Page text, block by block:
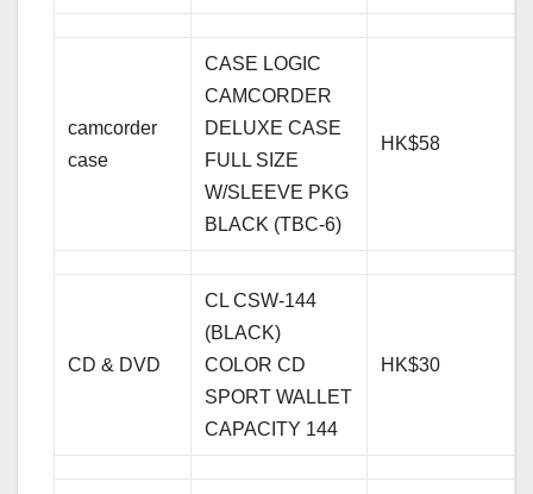
camcorder
case
CASE LOGIC
CAMCORDER
DELUXE CASE
FULL SIZE
W/SLEEVE PKG
BLACK (TBC-6)
HK$58
CD & DVD
CL CSW-144
(BLACK)
COLOR CD
SPORT WALLET
CAPACITY 144
HK$30